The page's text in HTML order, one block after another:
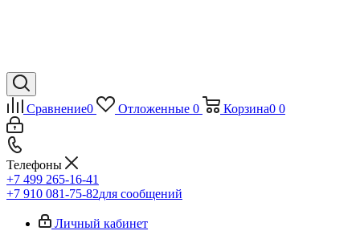
Сравнение0 Отложенные 0 Корзина0 0
Телефоны
+7 499 265-16-41
+7 910 081-75-82для сообщений
Личный кабинет